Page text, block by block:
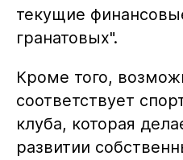
текущие
гранатовых".
Кроме того,
соответствует
клуба, которая
развитии